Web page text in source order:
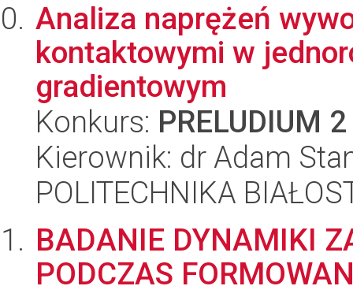
Analiza naprężeń
kontaktowymi w
gradientowym
Konkurs: PRELUDIUM 2
Kierownik: dr Adam
POLITECHNIKA
BADANIE DYNAMIKI
PODCZAS